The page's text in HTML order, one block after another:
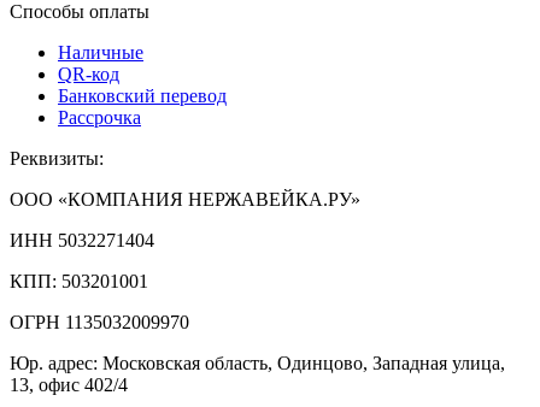
Способы оплаты
Наличные
QR-код
Банковский перевод
Рассрочка
Реквизиты:
ООО «КОМПАНИЯ НЕРЖАВЕЙКА.РУ»
ИНН 5032271404
КПП: 503201001
ОГРН 1135032009970
Юр. адрес: Московская область, Одинцово, Западная улица,
13, офис 402/4